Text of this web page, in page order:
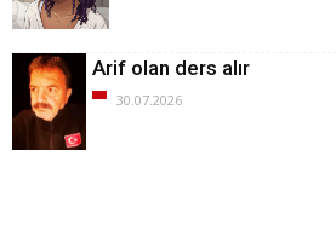
Arif olan ders alır
30.07.2026